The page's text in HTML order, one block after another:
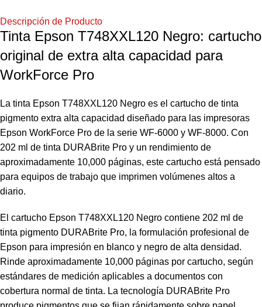
Descripción de Producto
Tinta Epson T748XXL120 Negro: cartucho
original de extra alta capacidad para
WorkForce Pro
La tinta Epson T748XXL120 Negro es el cartucho de tinta
pigmento extra alta capacidad diseñado para las impresoras
Epson WorkForce Pro de la serie WF-6000 y WF-8000. Con
202 ml de tinta DURABrite Pro y un rendimiento de
aproximadamente 10,000 páginas, este cartucho está pensado
para equipos de trabajo que imprimen volúmenes altos a
diario.
El cartucho Epson T748XXL120 Negro contiene 202 ml de
tinta pigmento DURABrite Pro, la formulación profesional de
Epson para impresión en blanco y negro de alta densidad.
Rinde aproximadamente 10,000 páginas por cartucho, según
estándares de medición aplicables a documentos con
cobertura normal de tinta. La tecnología DURABrite Pro